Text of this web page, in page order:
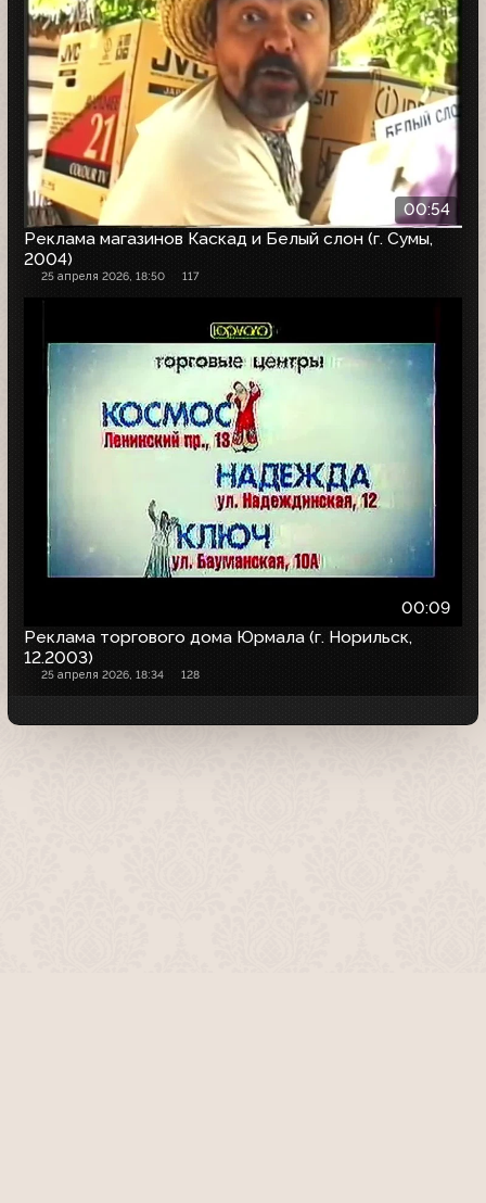
00:54
Реклама магазинов Каскад и Белый слон (г. Сумы,
2004)
25 апреля 2026, 18:50 117
00:09
Реклама торгового дома Юрмала (г. Норильск,
12.2003)
25 апреля 2026, 18:34 128